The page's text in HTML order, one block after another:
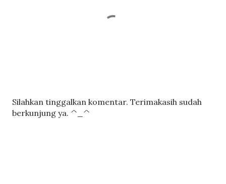
P
o
Silahkan tinggalkan komentar. Terimakasih sudah
berkunjung ya. ^_^